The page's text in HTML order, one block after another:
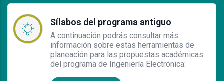
Sílabos del programa antiguo
A continuación podrás consultar más
información sobre estas herramientas de
planeación para las propuestas académicas
del programa de Ingeniería Electrónica: